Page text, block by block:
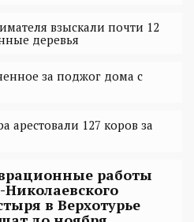
взыскали почти 12
деревья
за поджог дома с
арестовали 127 коров за
работы
Николаевского
в Верхотурье